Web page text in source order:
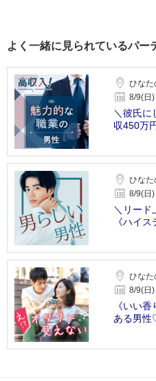
よく一緒に見られているパー
ひなた
8/9(日
＼彼氏に
収450万
ひなた
8/9(日
＼リード
《ハイ
ひなた
8/9(日
《いい
ある男性